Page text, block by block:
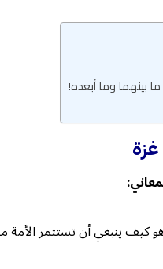
بينهما وما أبعده!
ني:
هو كيف ينبغي أن تستثمر